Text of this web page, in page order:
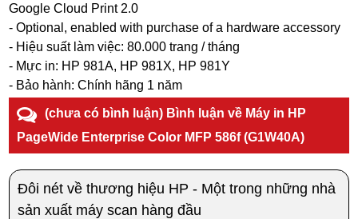
Google Cloud Print 2.0
- Optional, enabled with purchase of a hardware accessory
- Hiệu suất làm việc: 80.000 trang / tháng
- Mực in: HP 981A, HP 981X, HP 981Y
- Bảo hành: Chính hãng 1 năm
(chưa có bình luận) Bình luận về Máy in HP
PageWide Enterprise Color MFP 586f (G1W40A)
Đôi nét về thương hiệu HP - Một trong những nhà
sản xuất máy scan hàng đầu